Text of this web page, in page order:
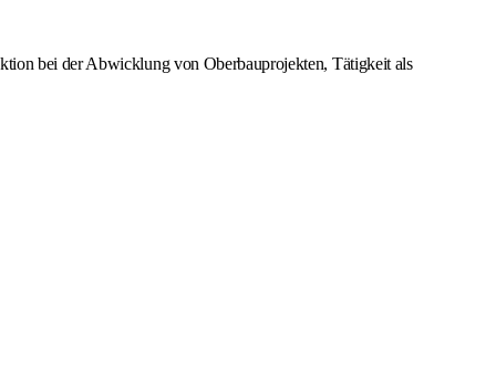
bei der Abwicklung von Oberbauprojekten, Tätigkeit als